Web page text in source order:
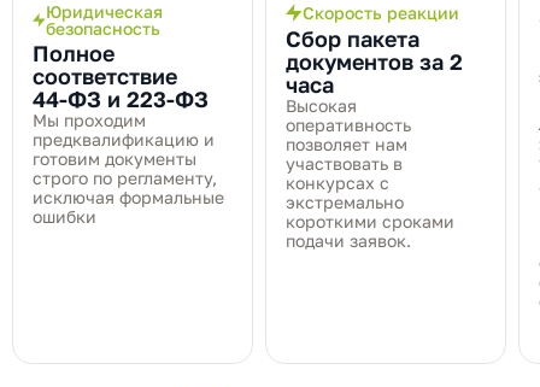
Юридическая
безопасность
Полное
соответствие
44‑ФЗ и 223‑ФЗ
Мы проходим
предквалификацию и
готовим документы
строго по регламенту,
исключая формальные
ошибки
Скорость реакции
Сбор пакета
документов за 2
часа
Высокая
оперативность
позволяет нам
участвовать в
конкурсах с
экстремально
короткими сроками
подачи заявок.